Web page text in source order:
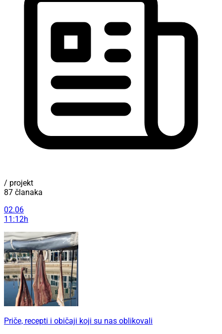
/ projekt
87 članaka
02.06
11:12h
Priče, recepti i običaji koji su nas oblikovali